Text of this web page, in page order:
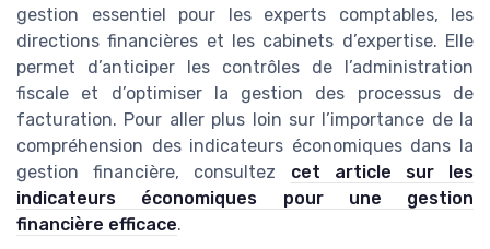
gestion essentiel pour les experts comptables, les
directions financières et les cabinets d’expertise. Elle
permet d’anticiper les contrôles de l’administration
fiscale et d’optimiser la gestion des processus de
facturation. Pour aller plus loin sur l’importance de la
compréhension des indicateurs économiques dans la
gestion financière, consultez cet article sur les
indicateurs économiques pour une gestion
financière efficace.